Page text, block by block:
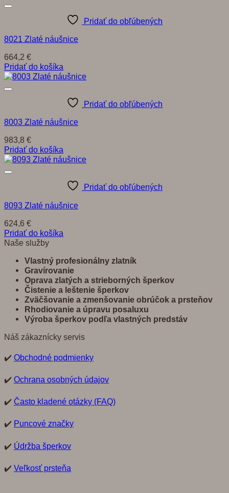
Pridať do obľúbených
8021 Zlaté náušnice
664,2 €
Pridať do košíka
Pridať do obľúbených
8003 Zlaté náušnice
983,8 €
Pridať do košíka
Pridať do obľúbených
8093 Zlaté náušnice
624,6 €
Pridať do košíka
Naše služby
Vlastný profesionálny zlatník
Gravírovanie
Oprava zlatých a strieborných šperkov
Čistenie a leštenie šperkov
Zväčšovanie a zmenšovanie obrúčok a prsteňov
Rhodiovanie a úpravu posaluxu
Výroba šperkov podľa vlastných predstáv
Náš zákaznícky servis
✔️ Obchodné podmienky
✔️ Ochrana osobných údajov
✔️ Často kladené otázky (FAQ)
✔️ Puncové značky
✔️ Údržba šperkov
✔️ Veľkosť prsteňa